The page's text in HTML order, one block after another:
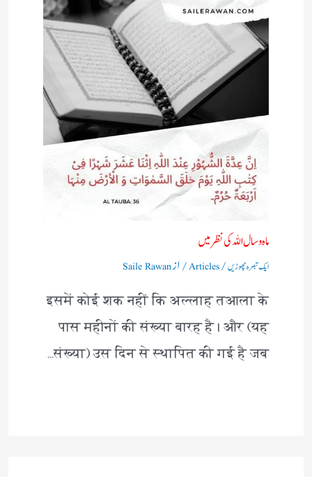
ماہ و سال اللہ کی نظر میں
ایک تبصرہ چھوڑیں/
Articles/ ازSaile Rawan
इसमें कोई शक नहीं कि अल्लाह तआला के
पास महीनों की संख्या बारह है। और (यह
संख्या) उस दिन से स्थापित की गई है जब…